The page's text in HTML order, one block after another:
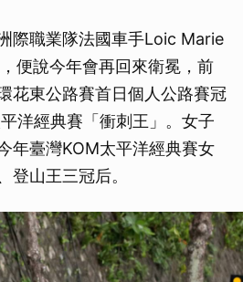
際職業隊法國車手Loic Marie
便說今年會再回來衛冕，前
花東公路賽首日個人公路賽冠
洋經典賽「衝刺王」。女子
年臺灣KOM太平洋經典賽女
登山王三冠后。